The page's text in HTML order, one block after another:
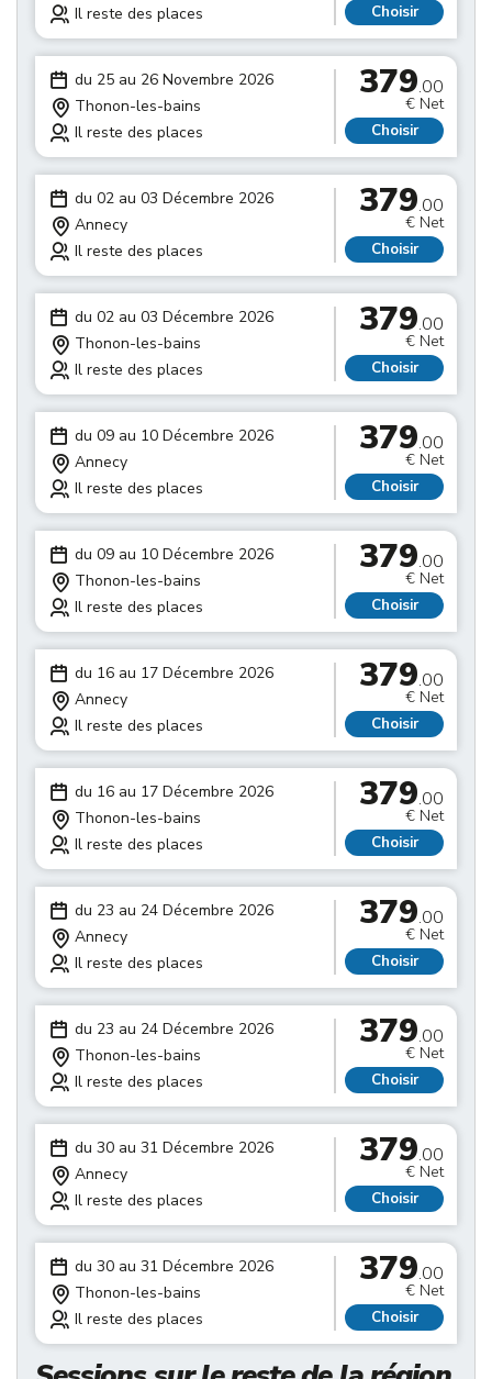
Il reste des places
Choisir
du 25 au 26 Novembre 2026
Thonon-les-bains
Il reste des places
379.00
€ Net
Choisir
du 02 au 03 Décembre 2026
Annecy
Il reste des places
379.00
€ Net
Choisir
du 02 au 03 Décembre 2026
Thonon-les-bains
Il reste des places
379.00
€ Net
Choisir
du 09 au 10 Décembre 2026
Annecy
Il reste des places
379.00
€ Net
Choisir
du 09 au 10 Décembre 2026
Thonon-les-bains
Il reste des places
379.00
€ Net
Choisir
du 16 au 17 Décembre 2026
Annecy
Il reste des places
379.00
€ Net
Choisir
du 16 au 17 Décembre 2026
Thonon-les-bains
Il reste des places
379.00
€ Net
Choisir
du 23 au 24 Décembre 2026
Annecy
Il reste des places
379.00
€ Net
Choisir
du 23 au 24 Décembre 2026
Thonon-les-bains
Il reste des places
379.00
€ Net
Choisir
du 30 au 31 Décembre 2026
Annecy
Il reste des places
379.00
€ Net
Choisir
du 30 au 31 Décembre 2026
Thonon-les-bains
Il reste des places
379.00
€ Net
Choisir